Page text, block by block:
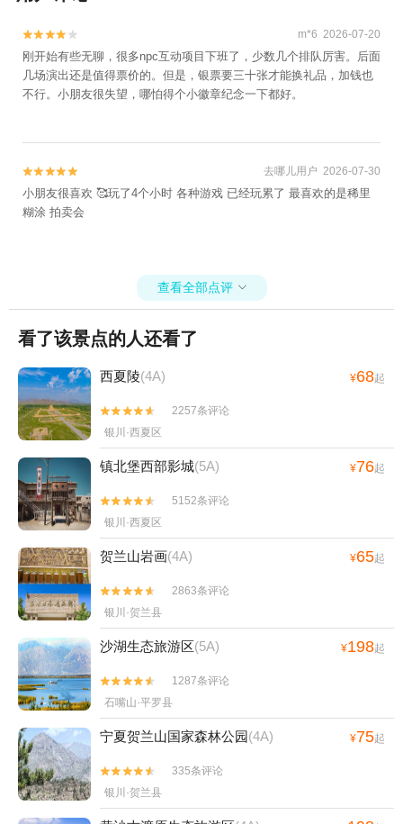

 m*6 2026-07-20
刚开始有些无聊，很多npc互动项目下班了，少数几个排队厉害。后面
几场演出还是值得票价的。但是，银票要三十张才能换礼品，加钱也
不行。小朋友很失望，哪怕得个小徽章纪念一下都好。

 去哪儿用户 2026-07-30
小朋友很喜欢 🥰玩了4个小时 各种游戏 已经玩累了 最喜欢的是稀里
糊涂 拍卖会
查看全部点评 
看了该景点的人还看了
西夏陵(4A) ¥68起


2257条评论
银川·西夏区
镇北堡西部影城(5A) ¥76起


5152条评论
银川·西夏区
贺兰山岩画(4A) ¥65起


2863条评论
银川·贺兰县
沙湖生态旅游区(5A) ¥198起


1287条评论
石嘴山·平罗县
宁夏贺兰山国家森林公园(4A) ¥75起


335条评论
银川·贺兰县